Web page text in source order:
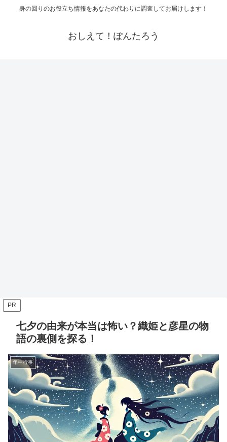
身の回りのお役立ち情報をあなたの代わりに調査してお届けします！
おしえて！ぽんたろう
PR
七夕の由来が本当は怖い？織姫と彦星の物
語の裏側を探る！
年中行事